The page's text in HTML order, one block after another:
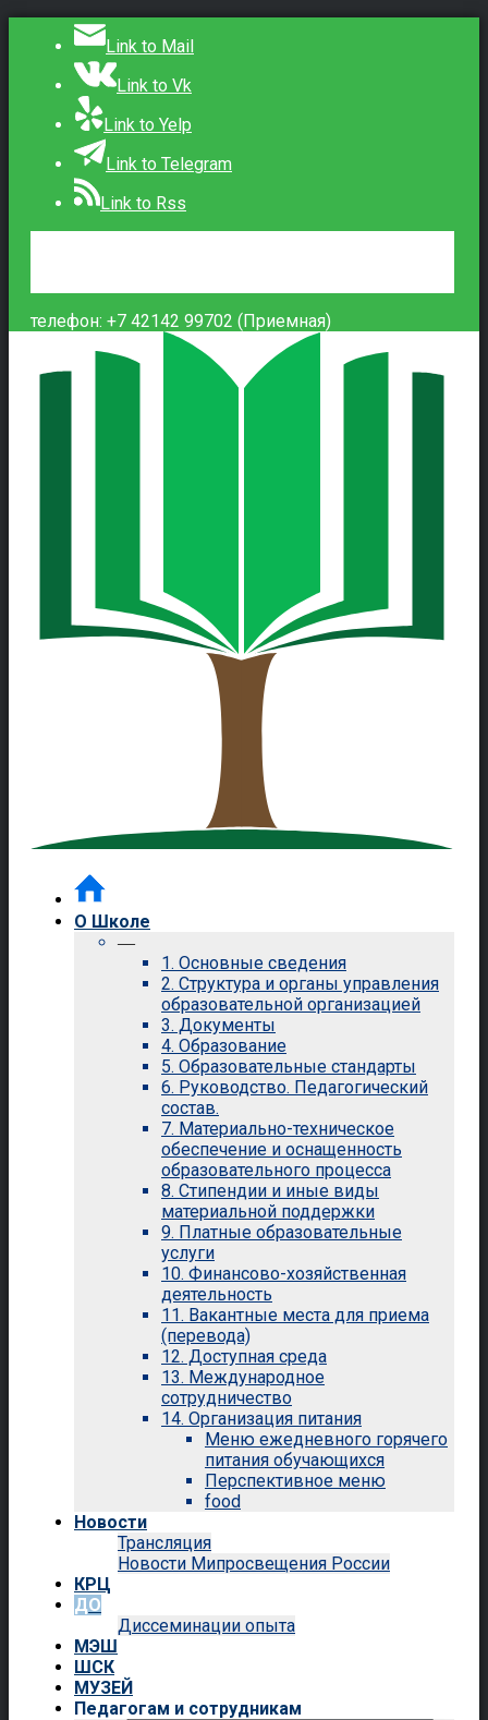
Link to Mail
Link to Vk
Link to Yelp
Link to Telegram
Link to Rss
телефон: +7 42142 99702 (Приемная)
О Школе
—
1. Основные сведения
2. Структура и органы управления
образовательной организацией
3. Документы
4. Образование
5. Образовательные стандарты
6. Руководство. Педагогический
состав.
7. Материально-техническое
обеспечение и оснащенность
образовательного процесса
8. Стипендии и иные виды
материальной поддержки
9. Платные образовательные
услуги
10. Финансово-хозяйственная
деятельность
11. Вакантные места для приема
(перевода)
12. Доступная среда
13. Международное
сотрудничество
14. Организация питания
Меню ежедневного горячего
питания обучающихся
Перспективное меню
food
Новости
Трансляция
Новости Мипросвещения России
КРЦ
ДО
Диссеминации опыта
МЭШ
ШСК
МУЗЕЙ
Педагогам и сотрудникам